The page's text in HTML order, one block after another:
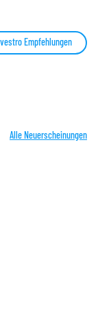
Empfehlungen
Alle Neuerscheinungen